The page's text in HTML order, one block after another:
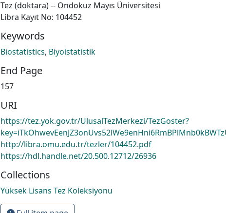
Tez (doktara) -- Ondokuz Mayıs Üniversitesi
Libra Kayıt No: 104452
Keywords
Biostatistics, Biyoistatistik
End Page
157
URI
https://tez.yok.gov.tr/UlusalTezMerkezi/TezGoster?
http://libra.omu.edu.tr/tezler/104452.pdf
https://hdl.handle.net/20.500.12712/26936
Collections
Yüksek Lisans Tez Koleksiyonu